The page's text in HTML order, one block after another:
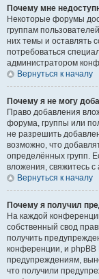
Почему мне
Некоторые форумы
группам
них темы и оставлять
потребоваться
администратором
Вернуться к началу
Почему я не могу
Право добавления
форума, группы или
не разрешить
возможно, что
определённых групп.
вложения, свяжитесь
Вернуться к началу
Почему я получил
На каждой
собственный свод
получить
конференции, и phpBB
предупреждениям,
что получили